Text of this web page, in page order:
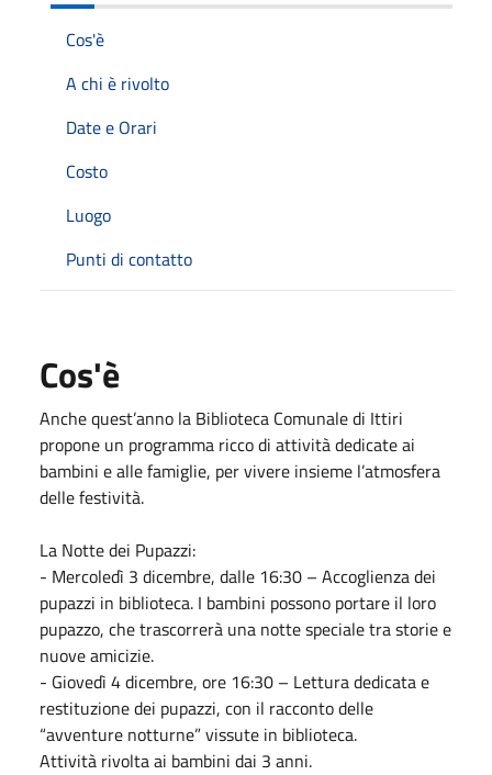
Cos'è
A chi è rivolto
Date e Orari
Costo
Luogo
Punti di contatto
Cos'è
Anche quest’anno la Biblioteca Comunale di Ittiri
propone un programma ricco di attività dedicate ai
bambini e alle famiglie, per vivere insieme l’atmosfera
delle festività.
La Notte dei Pupazzi:
- Mercoledì 3 dicembre, dalle 16:30 – Accoglienza dei
pupazzi in biblioteca. I bambini possono portare il loro
pupazzo, che trascorrerà una notte speciale tra storie e
nuove amicizie.
- Giovedì 4 dicembre, ore 16:30 – Lettura dedicata e
restituzione dei pupazzi, con il racconto delle
“avventure notturne” vissute in biblioteca.
Attività rivolta ai bambini dai 3 anni.